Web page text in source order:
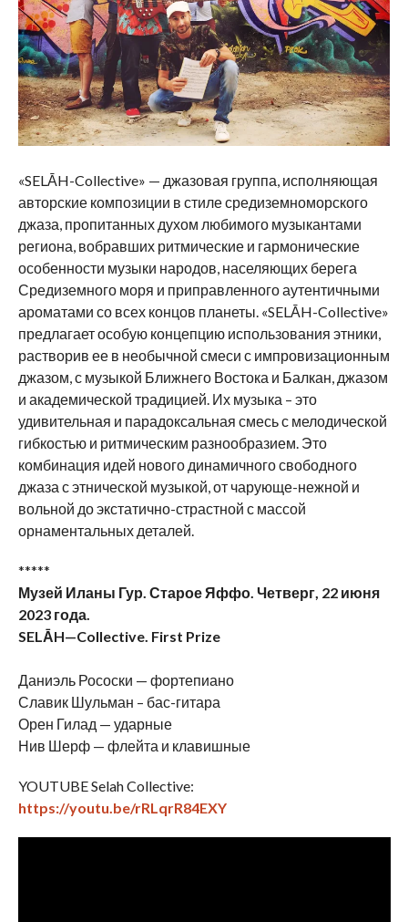
«SELĀH-Collective» — джазовая группа, исполняющая
авторские композиции в стиле средиземноморского
джаза, пропитанных духом любимого музыкантами
региона, вобравших ритмические и гармонические
особенности музыки народов, населяющих берега
Средиземного моря и приправленного аутентичными
ароматами со всех концов планеты. «SELĀH-Collective»
предлагает особую концепцию использования этники,
растворив ее в необычной смеси с импровизационным
джазом, с музыкой Ближнего Востока и Балкан, джазом
и академической традицией. Их музыка – это
удивительная и парадоксальная смесь с мелодической
гибкостью и ритмическим разнообразием. Это
комбинация идей нового динамичного свободного
джаза с этнической музыкой, от чарующе-нежной и
вольной до экстатично-страстной с массой
орнаментальных деталей.
*****
Музей Иланы Гур. Старое Яффо. Четверг, 22 июня
2023 года.
SELĀH—Collective. First Prize
Даниэль Рососки — фортепиано
Славик Шульман – бас-гитара
Орен Гилад — ударные
Нив Шерф — флейта и клавишные
YOUTUBE Selah Collective:
https://youtu.be/rRLqrR84EXY